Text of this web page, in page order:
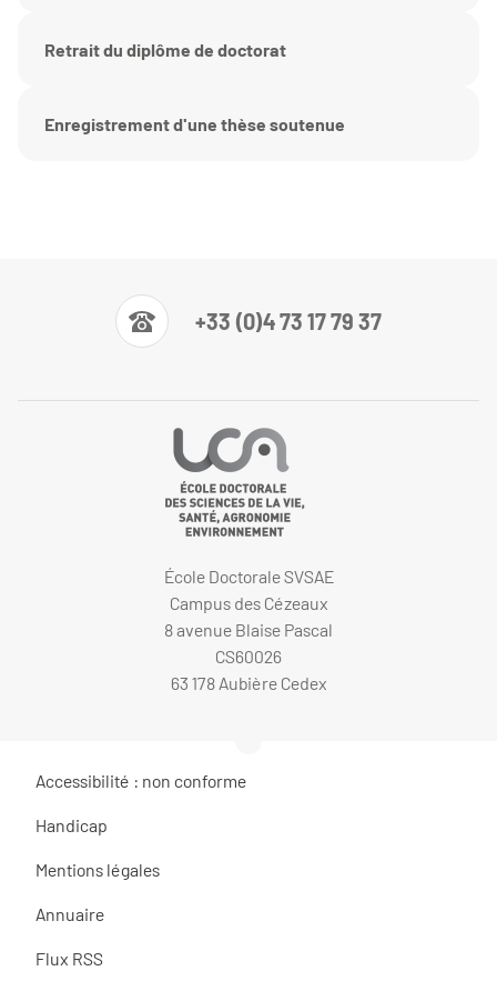
Retrait du diplôme de doctorat
Enregistrement d'une thèse soutenue
+33 (0)4 73 17 79 37
École Doctorale SVSAE
Campus des Cézeaux
8 avenue Blaise Pascal
CS60026
63 178 Aubière Cedex
Accessibilité : non conforme
Handicap
Mentions légales
Annuaire
Flux RSS